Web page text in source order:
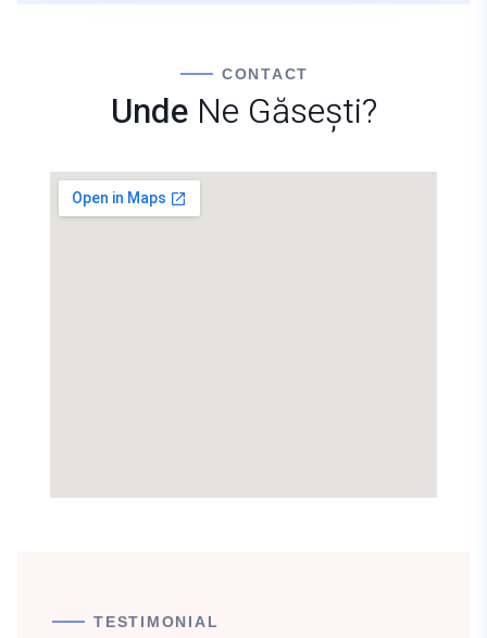
CONTACT
Unde Ne Găsești?
TESTIMONIAL